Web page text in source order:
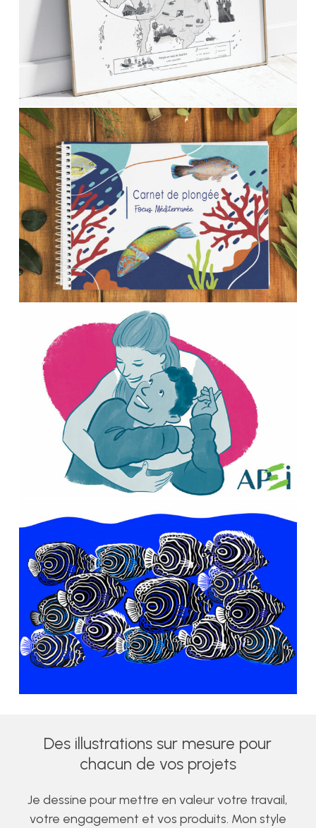
Des illustrations sur mesure pour
chacun de vos projets
Je dessine pour mettre en valeur votre travail,
votre engagement et vos produits. Mon style